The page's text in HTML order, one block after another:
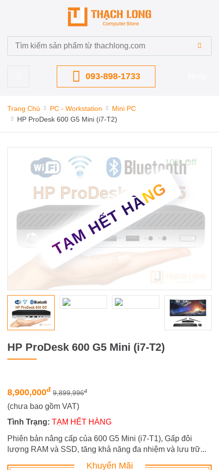
093-898-1733
Trang Chủ PC - Workstation
Mini PC
HP ProDesk 600 G5 Mini (i7-T2)
10% Off
TẠM HẾT HÀNG
HP ProDesk 600 G5 Mini (i7-T2)
8,900,000đ 9,899,996đ
(chưa bao gồm VAT)
Tình Trạng: TẠM HẾT HÀNG
Phiên bản nâng cấp của 600 G5 Mini (i7-T1), Gấp đôi
lượng RAM và SSD, tăng khả năng đa nhiệm và lưu trữ...
Khuyến Mãi